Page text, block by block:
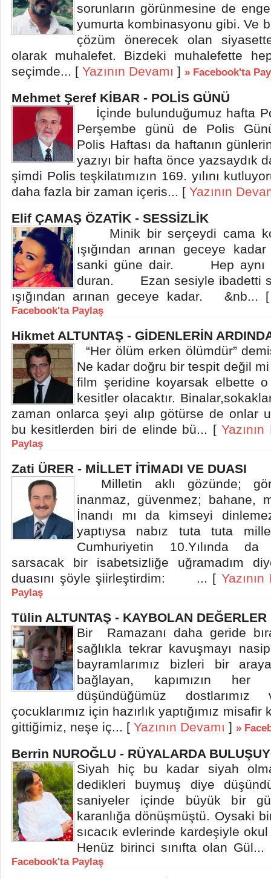
sorunların görünmesine de
yumurta kombinasyonu gibi. Ve
çözüm önerecek olan
olarak muhalefet. Bizdeki muhalefette
seçimde... [ Yazının Devamı ] » Facebook'ta
Mehmet Şeref KİBAR - POLİS GÜNÜ
İçinde bulunduğumuz hafta
Perşembe günü de Polis
Polis Haftası da haftanın
yazıyı bir hafta önce yazsaydık
şimdi Polis teşkilatımızın 169. yılını
daha fazla bir zaman içeris... [ Yazının
Elif ÇAMAŞ ÖZATİK - SESSİZLİK
Minik bir serçeydi
ışığından arınan geceye
sanki güne dair. Hep aynı
duran. Ezan sesiyle
ışığından arınan geceye kadar.
Facebook'ta Paylaş
Hikmet ALTUNTAŞ - GİDENLERİN
“Her ölüm erken ölümdür”
Ne kadar doğru bir tespit değil mi
film şeridine koyarsak elbette
kesitler olacaktır.
zaman onlarca şeyi alıp götürse de onlar
bu kesitlerden biri de elinde bü... [Yazının
Paylaş
Zati ÜRER - MİLLET İTİMADI VE DUASI
Milletin aklı gözünde;
inanmaz, güvenmez; bahane,
İnandı mı da kimseyi
yaptıysa nabız tuta tuta
Cumhuriyetin 10.Yılında da
sarsacak bir isabetsizliğe uğramadım
duasını şöyle şiirleştirdim: ... [ Yazının
Paylaş
Tülin ALTUNTAŞ - KAYBOLAN DEĞERLER
Bir Ramazanı daha geride
sağlıkla tekrar kavuşmayı
bayramlarımız bizleri bir
bağlayan, kapımızın her
düşündüğümüz
çocuklarımız için hazırlık yaptığımız
gittiğimiz, neşe iç... [ Yazının Devamı ] »
Berrin NUROĞLU - RÜYALARDA
Siyah hiç bu kadar siyah
dedikleri buymuş diye
saniyeler içinde büyük bir
karanlığa dönüşmüştü. Oysaki
sıcacık evlerinde kardeşiyle okul
Henüz birinci sınıfta olan
Facebook'ta Paylaş